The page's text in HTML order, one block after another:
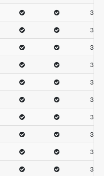
32
32
32
32